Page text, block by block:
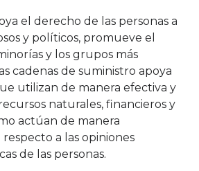
el derecho de las personas a
y políticos, promueve el
y los grupos más
cadenas de suministro apoya
utilizan de manera efectiva y
naturales, financieros y
actúan de manera
a las opiniones
de las personas.